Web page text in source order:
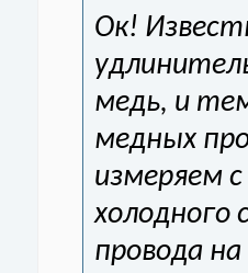
Ок!
медь, и
медных
измеряем
холодного
провода